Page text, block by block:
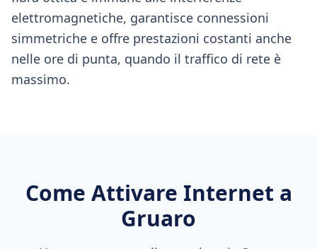
elettromagnetiche, garantisce connessioni
simmetriche e offre prestazioni costanti anche
nelle ore di punta, quando il traffico di rete è
massimo.
Come Attivare Internet a
Gruaro